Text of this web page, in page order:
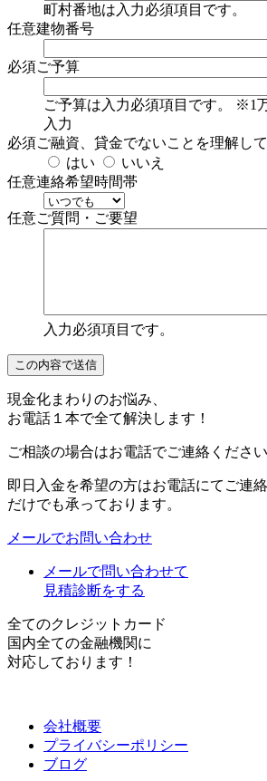
町村番地は入力必須項目です。
任意建物番号
必須ご予算
ご予算は入力必須項目です。
※1
入力
必須ご融資、貸金でないことを理解し
はい
いいえ
任意連絡希望時間帯
任意ご質問・ご要望
入力必須項目です。
この内容で送信
現金化まわりのお悩み、
お電話１本で全て解決します！
ご相談の場合はお電話でご連絡ください
即日入金を希望の方はお電話にてご連
だけでも承っております。
メールでお問い合わせ
メールで問い合わせて
見積診断をする
全てのクレジットカード
国内全ての金融機関に
対応しております！
会社概要
プライバシーポリシー
ブログ